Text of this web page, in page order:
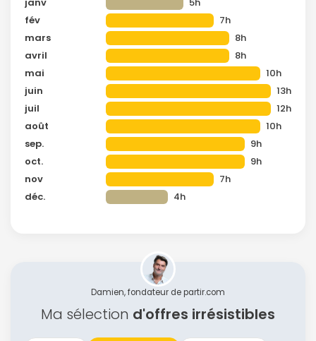
fév
7h
mars
8h
avril
8h
mai
10h
juin
13h
juil
12h
août
10h
sep.
9h
oct.
9h
nov
7h
déc.
4h
Damien, fondateur de partir.com
Ma sélection d'offres irrésistibles